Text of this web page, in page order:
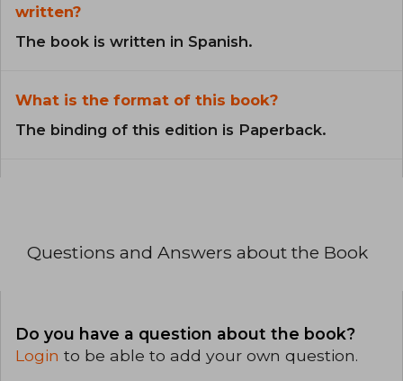
written?
The book is written in Spanish.
What is the format of this book?
The binding of this edition is Paperback.
Questions and Answers about the Book
Do you have a question about the book?
Login to be able to add your own question.